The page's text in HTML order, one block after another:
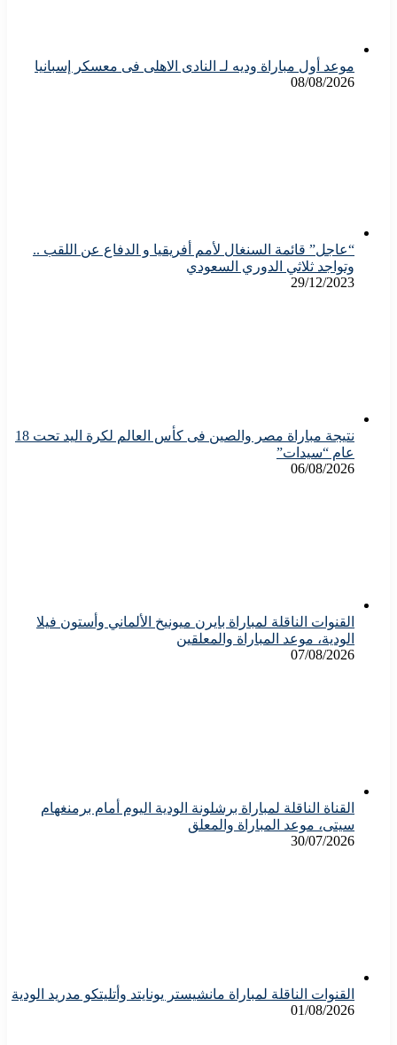
موعد أول مباراة وديه لـ النادى الاهلى فى معسكر إسبانيا
08/08/2026
“عاجل” قائمة السنغال لأمم أفريقيا و الدفاع عن اللقب ..
وتواجد ثلاثي الدوري السعودي
29/12/2023
نتيجة مباراة مصر والصين فى كأس العالم لكرة اليد تحت 18
عام “سيدات”
06/08/2026
القنوات الناقلة لمباراة بايرن ميونيخ الألماني وأستون فيلا
الودية، موعد المباراة والمعلقين
07/08/2026
القناة الناقلة لمباراة برشلونة الودية اليوم أمام برمنغهام
سيتى، موعد المباراة والمعلق
30/07/2026
القنوات الناقلة لمباراة مانشيستر يونايتد وأتليتكو مدريد الودية
01/08/2026